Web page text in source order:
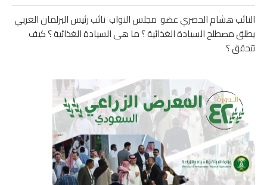
النائب هشام الحصري عضو مجلس النواب نائب رئيس البرلمان العربي
يطلق مصطلح السيادة الغذائية ؟ ما هى السيادة الغذائية ؟ كيف
تتحقق ؟